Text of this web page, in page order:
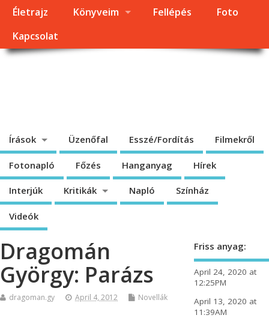
Életrajz Könyveim Fellépés
Foto
Kapcsolat
Írások Üzenőfal Esszé/Fordítás Filmekről
Fotonapló Főzés Hanganyag Hírek
Interjúk Kritikák Napló Színház
Videók
Dragomán
György: Parázs
dragoman.gy April 4, 2012 Novellák
Friss anyag:
April 24, 2020 at
12:25PM
April 13, 2020 at
11:39AM